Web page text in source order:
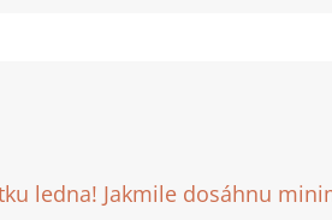
ledna! Jakmile dosáhnu